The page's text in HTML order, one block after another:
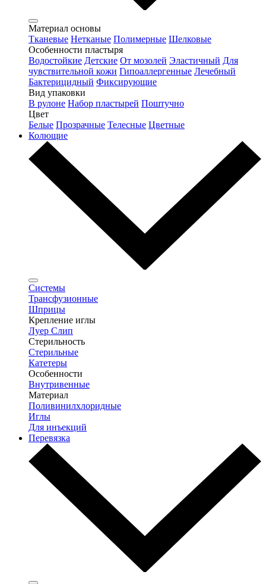
Материал основы
Тканевые Нетканые Полимерные Шелковые
Особенности пластыря
Водостойкие Детские От мозолей Эластичный Для
чувствительной кожи Гипоаллергенные Лечебный
Бактерицидный Фиксирующие
Вид упаковки
В рулоне Набор пластырей Поштучно
Цвет
Белые Прозрачные Телесные Цветные
Колющие
Системы
Трансфузионные
Шприцы
Крепление иглы
Луер Слип
Стерильность
Стерильные
Катетеры
Особенности
Внутривенные
Материал
Поливинилхлоридные
Иглы
Для инъекций
Перевязка